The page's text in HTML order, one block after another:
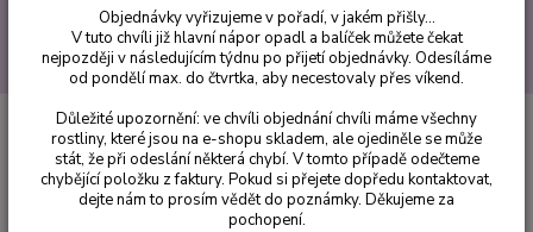
Hledat
Chryzantémy Chryzantéma Multiflora- jasně červená - 1 ks
Chryzantéma Multiflora- jasně
červená - 1 ks
Objednávky vyřizujeme v pořadí, v jakém přišly...
V tuto chvíli již hlavní nápor opadl a balíček můžete čekat
nejpozději v následujícím týdnu po přijetí objednávky. Odesíláme
od pondělí max. do čtvrtka, aby necestovaly přes víkend.
Důležité upozornění: ve chvíli objednání chvíli máme všechny
rostliny, které jsou na e-shopu skladem, ale ojediněle se může
stát, že při odeslání některá chybí. V tomto případě odečteme
chybějící položku z faktury. Pokud si přejete dopředu kontaktovat,
dejte nám to prosím vědět do poznámky. Děkujeme za
pochopení.